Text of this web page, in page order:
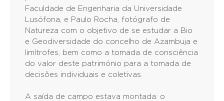
Faculdade de Engenharia da Universidade
Lusófona, e Paulo Rocha, fotógrafo de
Natureza com o objetivo de se estudar a Bio
e Geodiversidade do concelho de Azambuja e
limítrofes, bem como a tomada de consciência
do valor deste património para a tomada de
decisões individuais e coletivas.
A saída de campo estava montada: o